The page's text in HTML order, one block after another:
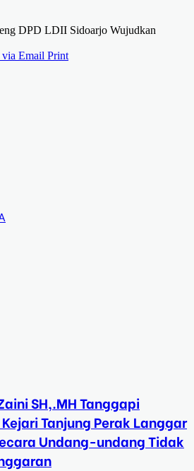
DPD LDII Sidoarjo Wujudkan
via Email Print
SH,.MH Tanggapi
Tanjung Perak Langgar
Undang-undang Tidak